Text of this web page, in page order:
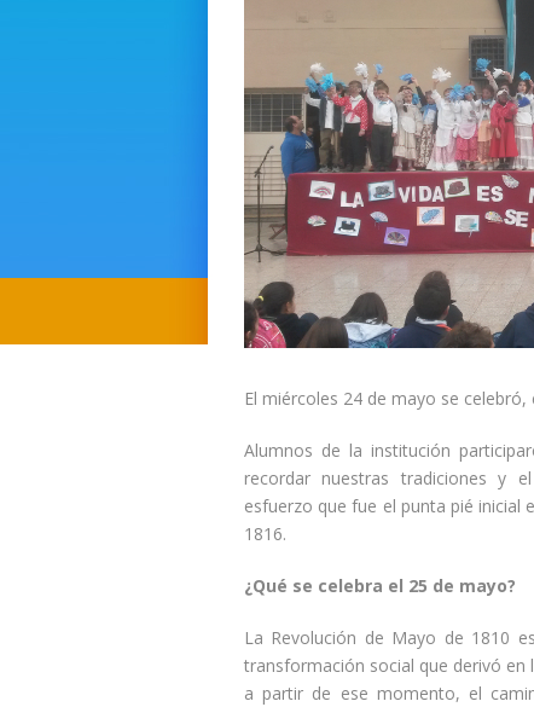
El miércoles 24 de mayo se
Alumnos de la institución
recordar nuestras tradiciones y
esfuerzo que fue el punta pié inicial
1816.
¿Qué se celebra el 25 de mayo?
La Revolución de Mayo de 1810
transformación social que derivó en
a partir de ese momento, el